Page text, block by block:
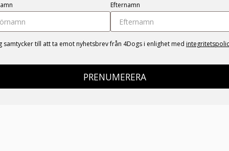
Efternamn
samtycker till att ta emot nyhetsbrev från 4Dogs i enlighet med
PRENUMERERA